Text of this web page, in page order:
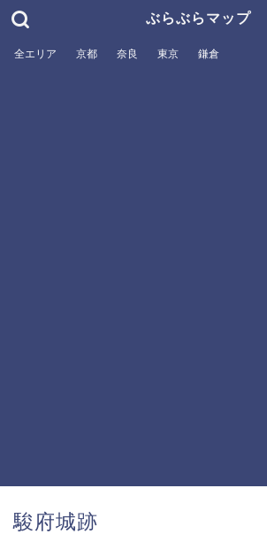
ぶらぶらマップ
全エリア 京都 奈良 東京 鎌倉
駿府城跡